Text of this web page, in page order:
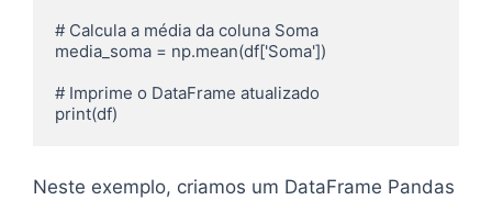
# Calcula a média da coluna Soma
media_soma = np.mean(df['Soma'])
# Imprime o DataFrame atualizado
Neste exemplo, criamos um DataFrame Pandas